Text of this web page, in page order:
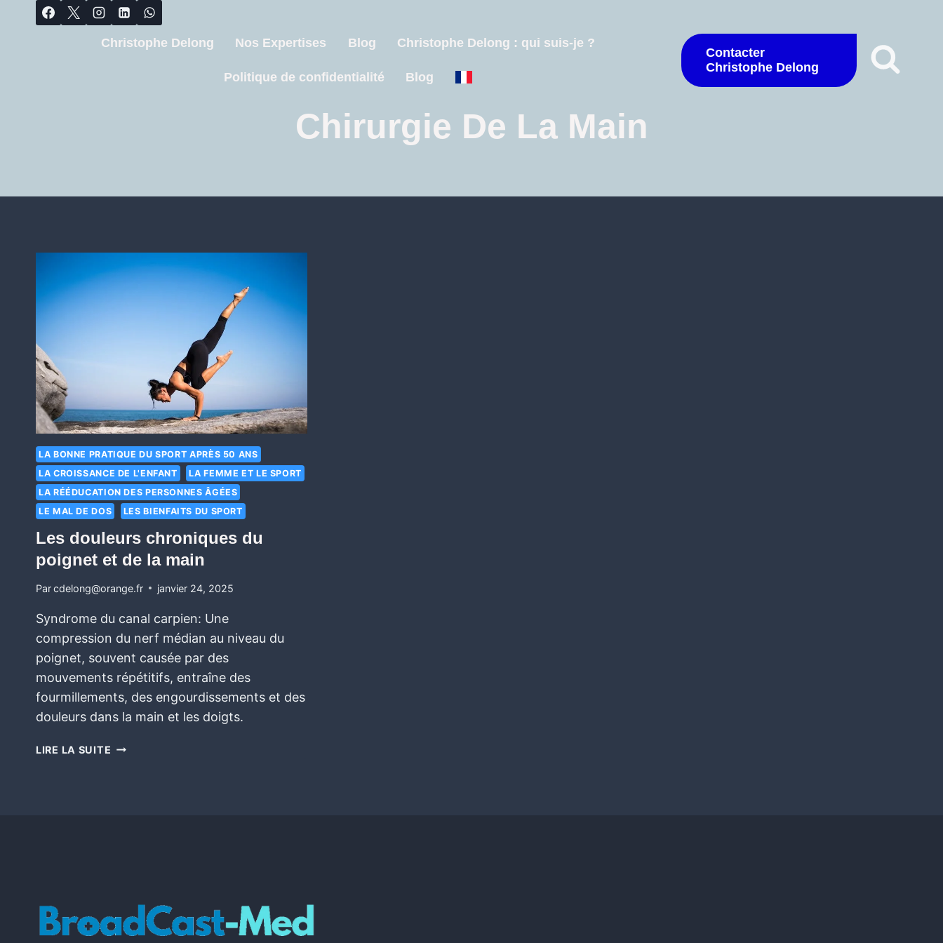
Christophe Delong Nos Expertises Blog Christophe Delong : qui suis-je ?
Politique de confidentialité Blog
Contacter
Christophe Delong
Chirurgie De La Main
LA BONNE PRATIQUE DU SPORT APRÈS 50 ANS
LA CROISSANCE DE L'ENFANT
LA FEMME ET LE SPORT
LA RÉÉDUCATION DES PERSONNES ÂGÉES
LE MAL DE DOS
LES BIENFAITS DU SPORT
Les douleurs chroniques du
poignet et de la main
Parcdelong@orange.fr janvier 24, 2025
Syndrome du canal carpien: Une
compression du nerf médian au niveau du
poignet, souvent causée par des
mouvements répétitifs, entraîne des
fourmillements, des engourdissements et des
douleurs dans la main et les doigts.
LIRE LA SUITE